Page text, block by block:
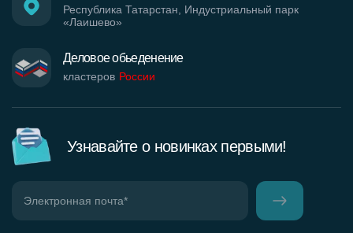
Деловое обьеденение
кластеров России
Республика Татарстан, Индустриальный парк
«Лаишево»
Узнавайте о новинках первыми!